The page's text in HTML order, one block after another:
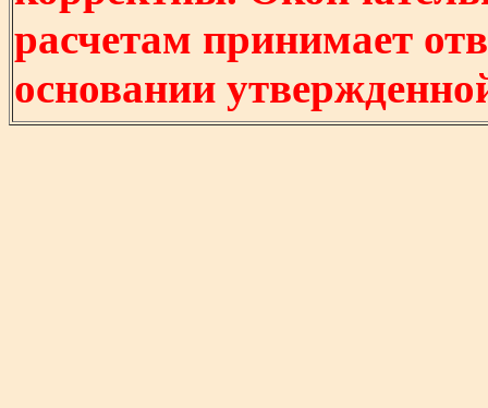
расчетам принимает
основании